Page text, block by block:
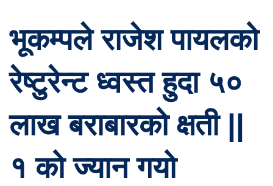
भूकम्पले राजेश पायलको
रेष्टुरेन्ट ध्वस्त हुदा ५०
लाख बराबारको क्षती ||
१ को ज्यान गयो